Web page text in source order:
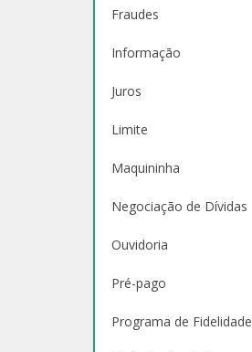
Fraudes
Informação
Juros
Limite
Maquininha
Negociação de Dívidas
Ouvidoria
Pré-pago
Programa de Fidelidade